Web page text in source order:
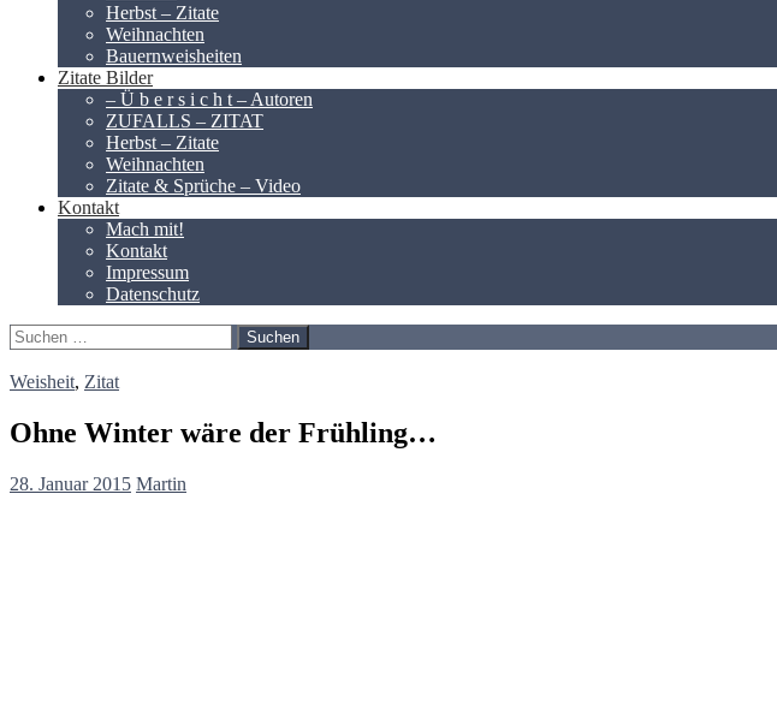
Herbst – Zitate
Weihnachten
Bauernweisheiten
Zitate Bilder
– Ü b e r s i c h t – Autoren
ZUFALLS – ZITAT
Herbst – Zitate
Weihnachten
Zitate & Sprüche – Video
Kontakt
Mach mit!
Kontakt
Impressum
Datenschutz
Suchen
nach:
Weisheit, Zitat
Ohne Winter wäre der Frühling…
28. Januar 2015 Martin